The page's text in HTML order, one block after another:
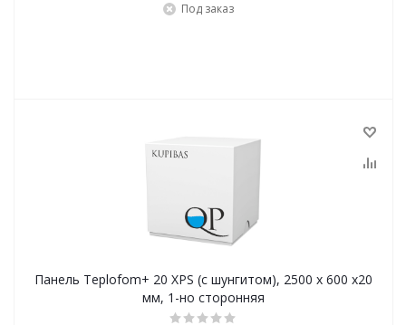
Под заказ
Панель Teplofom+ 20 XPS (с шунгитом), 2500 х 600 х20
мм, 1-но сторонняя